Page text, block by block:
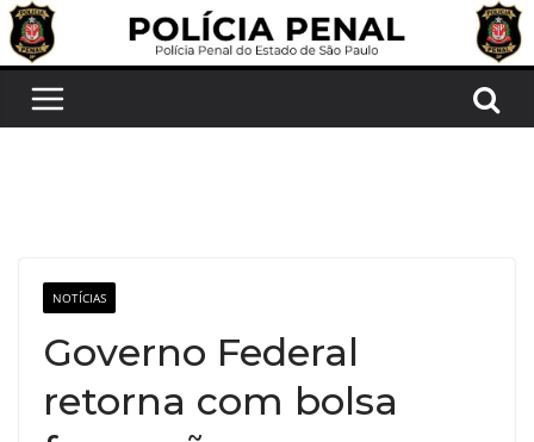
Pular
para
conteúdo
NOTÍCIAS
Governo Federal
retorna com bolsa